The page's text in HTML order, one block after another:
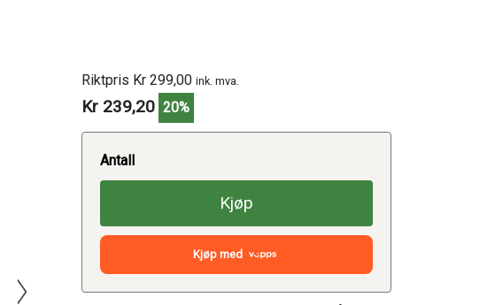
Riktpris Kr 299,00 ink. mva.
Kr 239,20 20%
Antall
Kjøp
Kjøp med